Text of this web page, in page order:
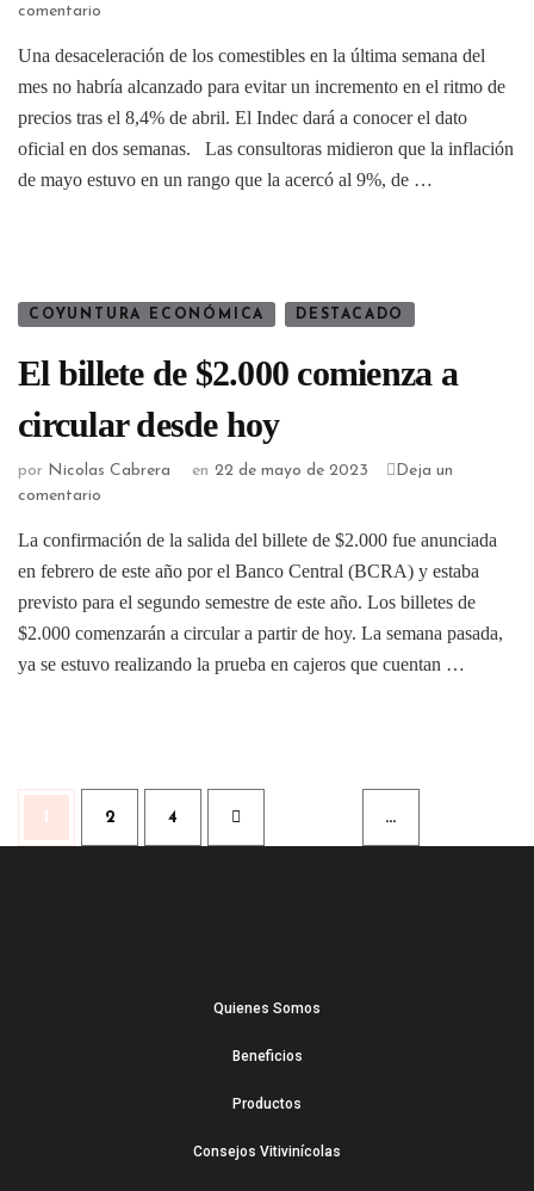
comentario
Una desaceleración de los comestibles en la última semana del
mes no habría alcanzado para evitar un incremento en el ritmo de
precios tras el 8,4% de abril. El Indec dará a conocer el dato
oficial en dos semanas. Las consultoras midieron que la inflación
de mayo estuvo en un rango que la acercó al 9%, de …
COYUNTURA ECONÓMICA DESTACADO
El billete de $2.000 comienza a
circular desde hoy
por Nicolas Cabrera en 22 de mayo de 2023
Deja un
comentario
La confirmación de la salida del billete de $2.000 fue anunciada
en febrero de este año por el Banco Central (BCRA) y estaba
previsto para el segundo semestre de este año. Los billetes de
$2.000 comenzarán a circular a partir de hoy. La semana pasada,
ya se estuvo realizando la prueba en cajeros que cuentan …
1 2 …
4
Quienes Somos
Beneficios
Productos
Consejos Vitivinícolas